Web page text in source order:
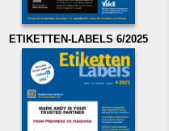
ETIKETTEN-LABELS 6/2025